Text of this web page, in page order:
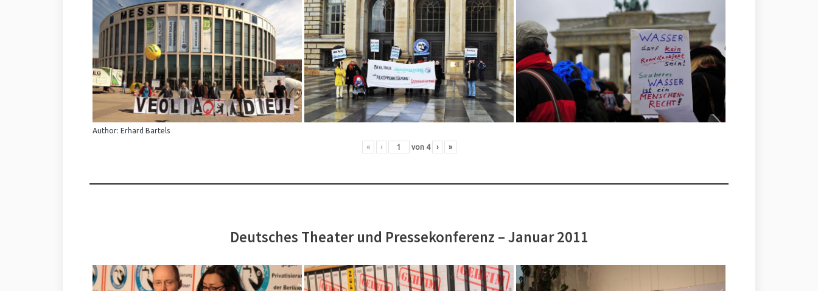
Author: Erhard Bartels
« ‹ von 4 › »
Deutsches Theater und Pressekonferenz – Januar 2011